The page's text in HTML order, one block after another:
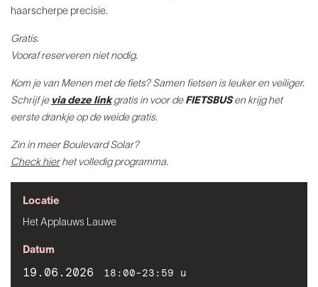
haarscherpe precisie.
Gratis.
Vooraf reserveren niet nodig.
Kom je van Menen met de fiets? Samen fietsen is leuker en veiliger.
Schrijf je via deze linkgratis in voor de FIETSBUSen krijg het
eerste drankje op de weide gratis.
Zin in meer Boulevard Solar?
Check hierhet volledig programma.
Locatie
Het Applauws Lauwe
Datum
19.06.2026 18:00-23:59 u